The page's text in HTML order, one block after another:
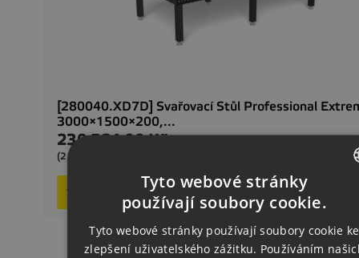
[280040.XD7D] Svařovací Stůl Professional
3000×1500×200,...
Cena
230 594,00 Kč
(279018,74 Kč s DPH)
 Přidat do košíku
ENGLISH
GERMAN
Tyto webové stránky
používají soubory cookie.
Tyto webové stránky používají soubory cookie ke
zlepšení uživatelského zážitku. Používáním